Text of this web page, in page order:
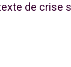
de crise